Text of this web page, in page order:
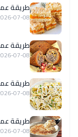
طريقة
07-08
طريقة
07-08
طريقة
07-08
طريقة عمل
07-08